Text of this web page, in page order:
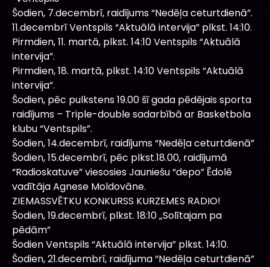
Šodien, 7.decembrī, raidījums “Nedēļa ceturtdienā”.
11.decembrī Ventspils “Aktuālā intervija” plkst. 14:10.
Pirmdien, 11. martā, plkst. 14:10 Ventspils “Aktuālā
intervija”.
Pirmdien, 18. martā, plkst. 14:10 Ventspils “Aktuālā
intervija”.
Šodien, pēc pulkstens 19.00 šī gada pēdējais sporta
raidījums – Triple-double sadarbībā ar Basketbola
klubu “Ventspils”.
Šodien, 14.decembrī, raidījums “Nedēļa ceturtdienā”
Šodien, 15.decembrī, pēc plkst.18.00, raidījumā
“Radioskatuve” viesosies Jauniešu “depo” Ēdolē
vadītāja Agnese Moldovāne.
ZIEMASSVĒTKU KONKURSS KURZEMES RADIO!
Šodien, 19.decembrī, plkst. 18:10 „Solītajam pa
pēdām”
Šodien Ventspils “Aktuālā intervija” plkst. 14:10.
Šodien, 21.decembrī, raidījuma “Nedēļa ceturtdienā”